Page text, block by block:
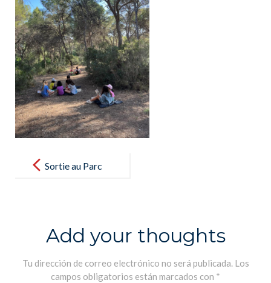
navigationSortie au Parc
Add your thoughts
Tu dirección de correo electrónico no será publicada. Los
campos obligatorios están marcados con *